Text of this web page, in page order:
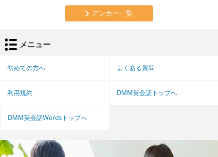
アンカー一覧
メニュー
初めての方へ よくある質問
利用規約 DMM英会話トップへ
DMM英会話Wordsトップへ